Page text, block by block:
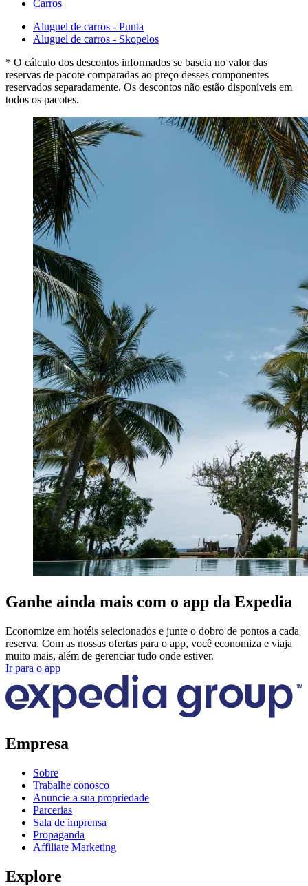
Carros
Aluguel de carros - Punta
Aluguel de carros - Skopelos
* O cálculo dos descontos informados se baseia no valor das
reservas de pacote comparadas ao preço desses componentes
reservados separadamente. Os descontos não estão disponíveis em
todos os pacotes.
Ganhe ainda mais com o app da Expedia
Economize em hotéis selecionados e junte o dobro de pontos a cada
reserva. Com as nossas ofertas para o app, você economiza e viaja
muito mais, além de gerenciar tudo onde estiver.
Ir para o app
Empresa
Sobre
Trabalhe conosco
Anuncie a sua propriedade
Parcerias
Sala de imprensa
Propaganda
Affiliate Marketing
Explore